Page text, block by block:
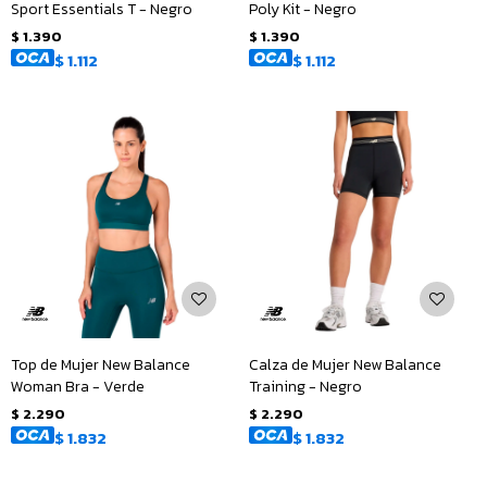
Sport Essentials T - Negro
$ 1.390
$1.112
Poly Kit - Negro
$ 1.390
$1.112
Top de Mujer New Balance
Woman Bra - Verde
$ 2.290
$1.832
Calza de Mujer New Balance
Training - Negro
$ 2.290
$1.832